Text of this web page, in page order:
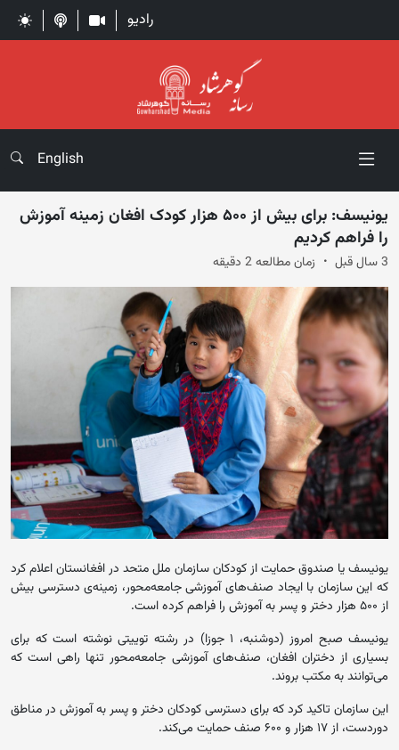
رادیو
English
یونیسف: برای بیش از ۵۰۰ هزار کودک افغان زمینه آموزش
را فراهم کردیم
3 سال قبل زمان مطالعه 2 دقیقه
یونیسف یا صندوق حمایت از کودکان سازمان ملل متحد در افغانستان اعلام کرد
که این سازمان با ایجاد صنف‌های آموزشی جامعه‌محور، زمینه‌ی دسترسی بیش
از ۵۰۰ هزار دختر و پسر به آموزش را فراهم کرده است.
یونیسف صبح امروز (دوشنبه، ۱ جوزا) در رشته توییتی نوشته است که برای
بسیاری از دختران افغان، صنف‌های آموزشی جامعه‌محور تنها راهی است که
می‌توانند به مکتب بروند.
این سازمان تاکید کرد که برای دسترسی کودکان دختر و پسر به آموزش در مناطق
دوردست، از ۱۷ هزار و ۶۰۰ صنف حمایت می‌کند.